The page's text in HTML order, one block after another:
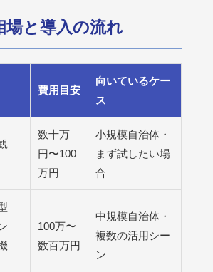
場と導入の流れ
費用目安
向いているケー
ス
数十万
円〜100
万円
小規模自治体・
まず試したい場
合
100万〜
数百万円
中規模自治体・
複数の活用シー
ン